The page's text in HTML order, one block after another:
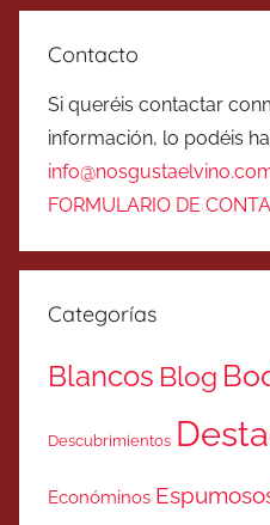
Contacto
Si queréis contactar
información, lo podéis
FORMULARIO DE
Categorías
Blancos Blog
Descubrimientos
Económinos